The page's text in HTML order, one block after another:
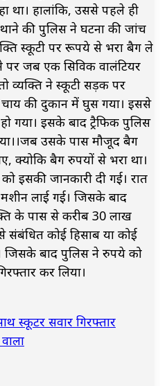
था। हालांकि, उससे पहले ही
थाने की पुलिस ने घटना की जांच
स्कूटी पर रूपये से भरा बैग ले
पर जब एक सिविक वालंटियर
व्यक्ति ने स्कूटी सड़क पर
की दुकान में घुस गया। इससे
गया। इसके बाद ट्रैफिक पुलिस
उसके पास मौजूद बैग
क्योकि बैग रुपयों से भरा था।
इसकी जानकारी दी गई। रात
लाई गई। जिसके बाद
के पास से करीब 30 लाख
संबंधित कोई हिसाब या कोई
जिसके बाद पुलिस ने रुपये को
कर लिया।
स्कूटर सवार गिरफ्तार